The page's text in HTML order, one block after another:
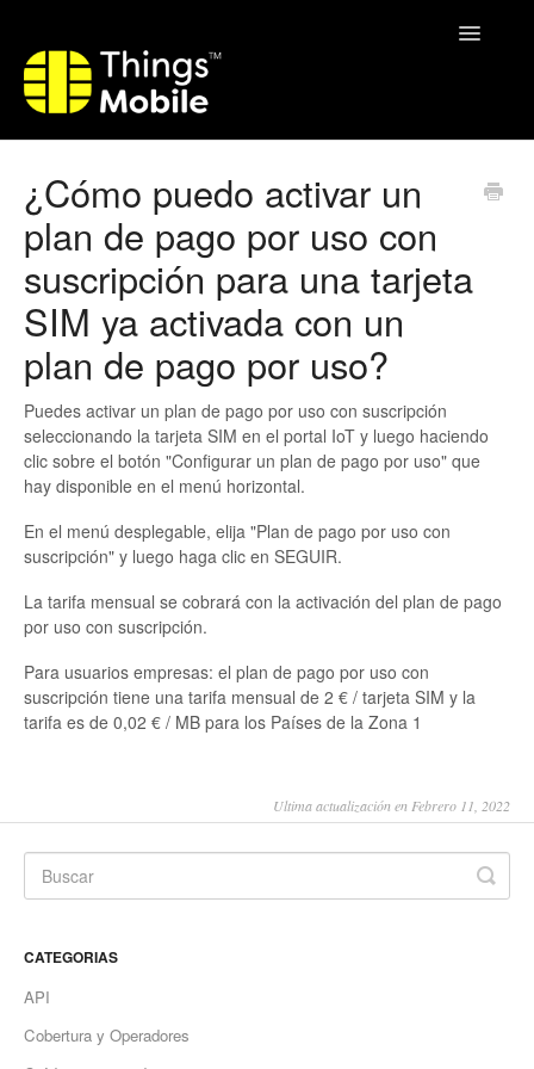
Toggle
¿Cómo puedo activar un
plan de pago por uso con
suscripción para una tarjeta
SIM ya activada con un
plan de pago por uso?
Puedes activar un plan de pago por uso con suscripción
seleccionando la tarjeta SIM en el portal IoT y luego haciendo
clic sobre el botón "Configurar un plan de pago por uso" que
hay disponible en el menú horizontal.
En el menú desplegable, elija "Plan de pago por uso con
suscripción" y luego haga clic en SEGUIR.
La tarifa mensual se cobrará con la activación del plan de pago
por uso con suscripción.
Para usuarios empresas: el plan de pago por uso con
suscripción tiene una tarifa mensual de 2 € / tarjeta SIM y la
tarifa es de 0,02 € / MB para los Países de la Zona 1
Ultima actualización en Febrero 11, 2022
CATEGORIAS
API
Cobertura y Operadores